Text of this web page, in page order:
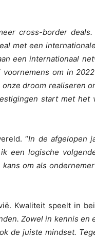
cross-border deals.
met een
een internationaal
om in
droom realiseren
start met het
“In de afgelopen
een logische
om als
Kwaliteit speelt in
Zowel in kennis en
de juiste mindset.